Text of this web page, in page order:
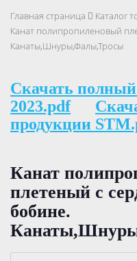
Главная страница Каталог
Канат полипропиленовый
Канаты,Шнуры,Фалы,Тросы
Скачать
2023.pdf
продукции
Канат
плетеный с
бобине.